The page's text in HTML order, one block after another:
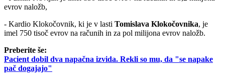
evrov naložb,
- Kardio Klokočovnik, ki je v lasti Tomislava Klokočovnika, je
imel 750 tisoč evrov na računih in za pol milijona evrov naložb.
Preberite še:
Pacient dobil dva napačna izvida. Rekli so mu, da "se napake
pač dogajajo"